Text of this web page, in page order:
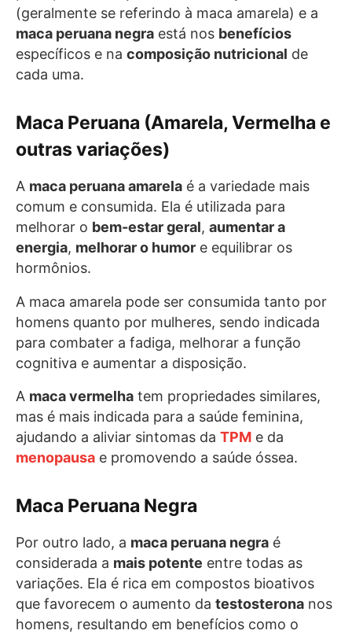
(geralmente se referindo à maca amarela) e a
maca peruana negra está nos benefícios
específicos e na composição nutricional de
cada uma.
Maca Peruana (Amarela, Vermelha e
outras variações)
A maca peruana amarela é a variedade mais
comum e consumida. Ela é utilizada para
melhorar o bem-estar geral, aumentar a
energia, melhorar o humor e equilibrar os
hormônios.
A maca amarela pode ser consumida tanto por
homens quanto por mulheres, sendo indicada
para combater a fadiga, melhorar a função
cognitiva e aumentar a disposição.
A maca vermelha tem propriedades similares,
mas é mais indicada para a saúde feminina,
ajudando a aliviar sintomas da TPM e da
menopausa e promovendo a saúde óssea.
Maca Peruana Negra
Por outro lado, a maca peruana negra é
considerada a mais potente entre todas as
variações. Ela é rica em compostos bioativos
que favorecem o aumento da testosterona nos
homens, resultando em benefícios como o